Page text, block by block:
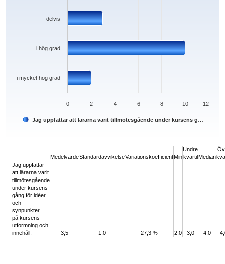
Jag uppfattar att lärarna varit tillmötesgående under kursens g…
i mycket hög grad
i hög grad
delvis
0 2 4 6 8 10 12
MedelvärdeStandardavvikelseVariationskoefficientMin
Undre
kvartilMedian
Jag uppfattar
att lärarna varit
tillmötesgående
under kursens
gång för idéer
och
synpunkter
på kursens
utformning och
innehåll.
3,5 1,0 27,3 % 2,0 3,0 4,0